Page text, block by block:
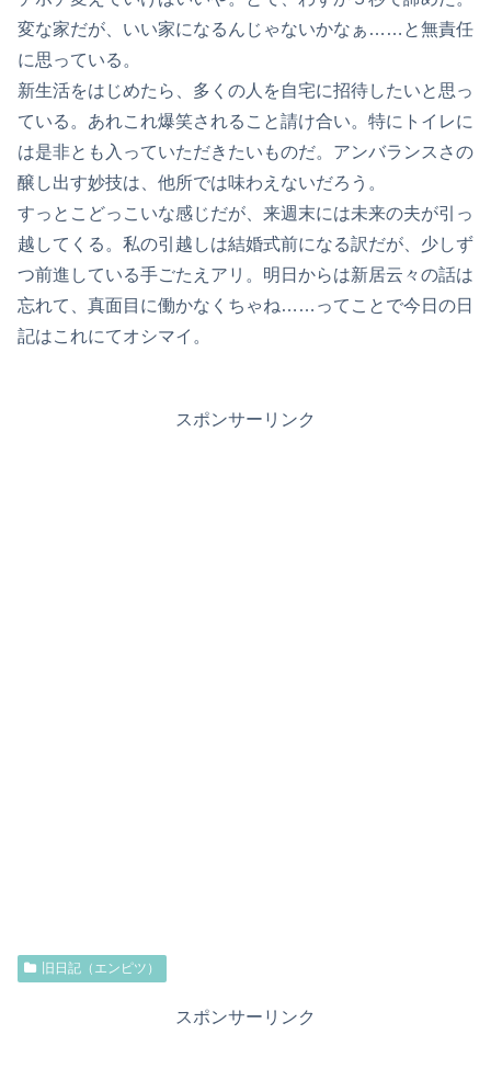
変な家だが、いい家になるんじゃないかなぁ……と無責任
に思っている。
新生活をはじめたら、多くの人を自宅に招待したいと思っ
ている。あれこれ爆笑されること請け合い。特にトイレに
は是非とも入っていただきたいものだ。アンバランスさの
醸し出す妙技は、他所では味わえないだろう。
すっとこどっこいな感じだが、来週末には未来の夫が引っ
越してくる。私の引越しは結婚式前になる訳だが、少しず
つ前進している手ごたえアリ。明日からは新居云々の話は
忘れて、真面目に働かなくちゃね……ってことで今日の日
記はこれにてオシマイ。
スポンサーリンク
旧日記（エンピツ）
スポンサーリンク